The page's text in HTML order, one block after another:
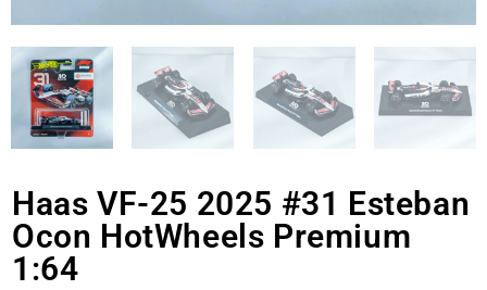
Haas VF-25 2025 #31 Esteban
Ocon HotWheels Premium
1:64